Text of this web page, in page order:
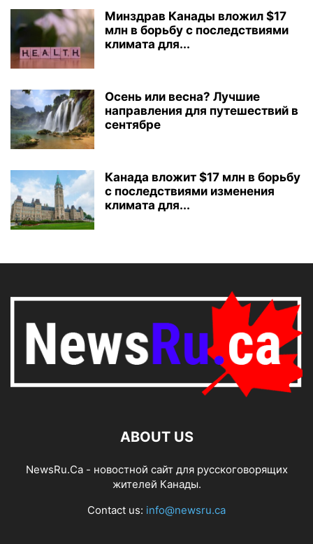
Минздрав Канады вложил $17
млн в борьбу с последствиями
климата для...
Осень или весна? Лучшие
направления для путешествий в
сентябре
Канада вложит $17 млн в борьбу
с последствиями изменения
климата для...
ABOUT US
NewsRu.Ca - новостной сайт для русскоговорящих
жителей Канады.
Contact us: info@newsru.ca